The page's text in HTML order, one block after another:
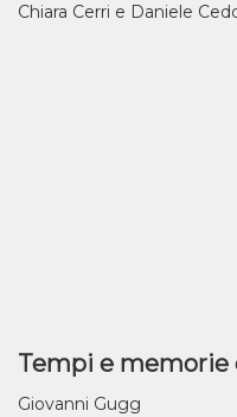
Chiara Cerri e Daniele
Tempi e memorie
Giovanni Gugg